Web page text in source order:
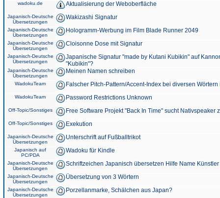
wadoku.de Aktualisierung der Weboberfläche
Japanisch-Deutsche
Übersetzungen
Wakizashi Signatur
Japanisch-Deutsche
Übersetzungen
Hologramm-Werbung im Film Blade Runner 2049
Japanisch-Deutsche
Übersetzungen
Cloisonne Dose mit Signatur
Japanisch-Deutsche
Übersetzungen
Japanische Signatur "made by Kutani Kubikin" auf
"Kubikin"?
Japanisch-Deutsche
Übersetzungen
Meinen Namen schreiben
WadokuTeam Falscher Pitch-Pattern/Accent-Index bei diversen
WadokuTeam Password Restrictions Unknown
Off-Topic/Sonstiges Free Software Projekt "Back In Time" sucht Nativspeaker
Off-Topic/Sonstiges Exekution
Japanisch-Deutsche
Übersetzungen
Unterschrift auf Fußballtrikot
Japanisch auf
PC/PDA
Wadoku für Kindle
Japanisch-Deutsche
Übersetzungen
Schriftzeichen Japanisch übersetzen Hilfe Name
Japanisch-Deutsche
Übersetzungen
Übersetzung von 3 Wörtern
Japanisch-Deutsche
Übersetzungen
Porzellanmarke, Schälchen aus Japan?